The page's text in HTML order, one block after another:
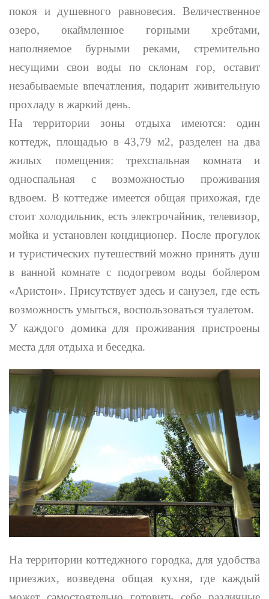
покоя и душевного равновесия. Величественное
озеро, окаймленное горными хребтами,
наполняемое бурными реками, стремительно
несущими свои воды по склонам гор, оставит
незабываемые впечатления, подарит живительную
прохладу в жаркий день.
На территории зоны отдыха имеются: один
коттедж, площадью в 43,79 м2, разделен на два
жилых помещения: трехспальная комната и
односпальная с возможностью проживания
вдвоем. В коттедже имеется общая прихожая, где
стоит холодильник, есть электрочайник, телевизор,
мойка и установлен кондиционер. После прогулок
и туристических путешествий можно принять душ
в ванной комнате с подогревом воды бойлером
«Аристон». Присутствует здесь и санузел, где есть
возможность умыться, воспользоваться туалетом.
У каждого домика для проживания пристроены
места для отдыха и беседка.
На территории коттеджного городка, для удобства
приезжих, возведена общая кухня, где каждый